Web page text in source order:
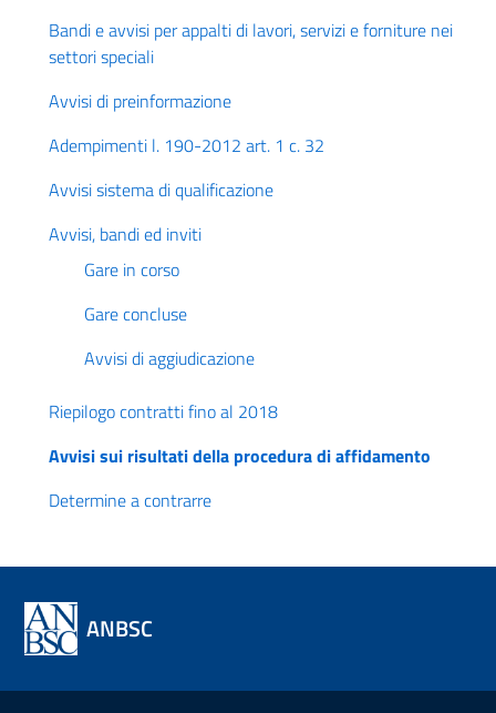
Bandi e avvisi per appalti di lavori, servizi e forniture nei
settori speciali
Avvisi di preinformazione
Adempimenti l. 190-2012 art. 1 c. 32
Avvisi sistema di qualificazione
Avvisi, bandi ed inviti
Gare in corso
Gare concluse
Avvisi di aggiudicazione
Riepilogo contratti fino al 2018
Avvisi sui risultati della procedura di affidamento
Determine a contrarre
ANBSC